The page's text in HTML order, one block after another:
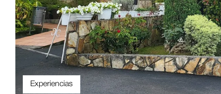
Experiencias